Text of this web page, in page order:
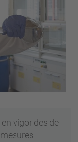
vigor des de